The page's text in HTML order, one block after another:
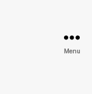
Menu